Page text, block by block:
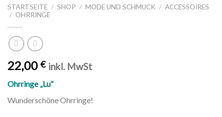
Wunschliste
STARTSEITE / SHOP / MODE UND SCHMUCK / ACCESSOIRES
/ OHRRINGE
22,00€ inkl. MwSt
Ohrringe „Lu“
Wunderschöne Ohrringe!